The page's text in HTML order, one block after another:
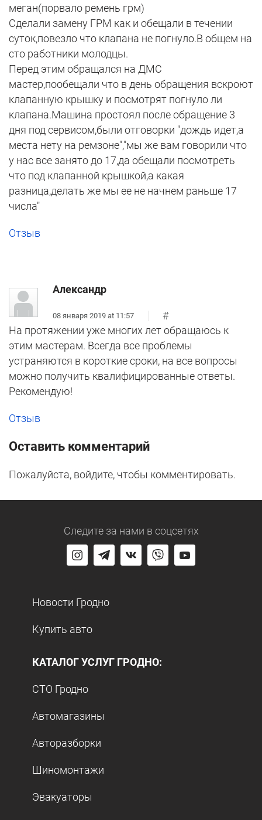
меган(порвало ремень грм)
Сделали замену ГРМ как и обещали в течении
суток,повезло что клапана не погнуло.В общем на
сто работники молодцы.
Перед этим обращался на ДМС
мастер,пообещали что в день обращения вскроют
клапанную крышку и посмотрят погнуло ли
клапана.Машина простоял после обращение 3
дня под сервисом,были отговорки "дождь идет,а
места нету на ремзоне","мы же вам говорили что
у нас все занято до 17,да обещали посмотреть
что под клапанной крышкой,а какая
разница,делать же мы ее не начнем раньше 17
числа"
Отзыв
Александр
08 января 2019 at 11:57
#
На протяжении уже многих лет обращаюсь к
этим мастерам. Всегда все проблемы
устраняются в короткие сроки, на все вопросы
можно получить квалифицированные ответы.
Рекомендую!
Отзыв
Оставить комментарий
Пожалуйста, войдите, чтобы комментировать.
Следите за нами в соцсетях
Новости Гродно
Купить авто
КАТАЛОГ УСЛУГ ГРОДНО:
СТО Гродно
Автомагазины
Авторазборки
Шиномонтажи
Эвакуаторы